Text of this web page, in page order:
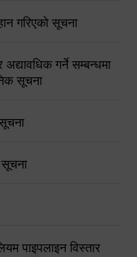
गरिएको सूचना
गर्ने सम्बन्धमा
सूचना
पाइपलाइन विस्तार